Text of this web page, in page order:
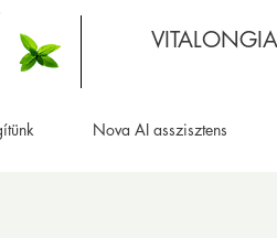
Nova AI asszisztens